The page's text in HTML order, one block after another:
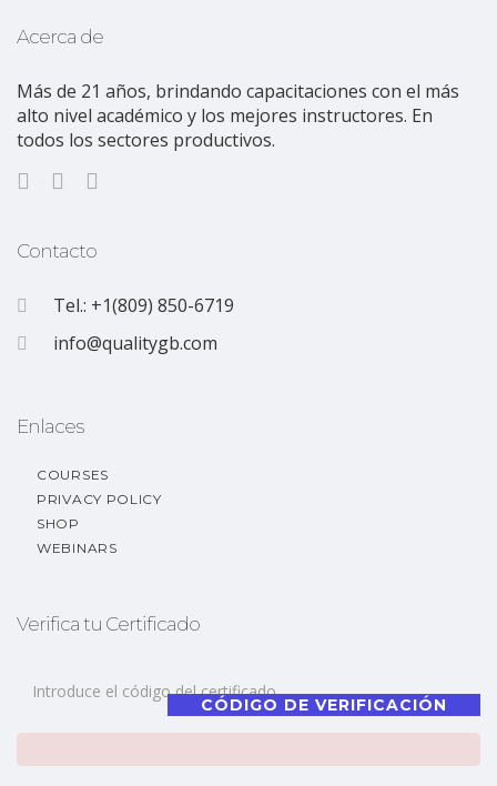
Acerca de
Más de 21 años, brindando capacitaciones con el más
alto nivel académico y los mejores instructores. En
todos los sectores productivos.
Contacto
Tel.: +1(809) 850-6719
info@qualitygb.com
Enlaces
COURSES
PRIVACY POLICY
SHOP
WEBINARS
Verifica tu Certificado
CÓDIGO DE VERIFICACIÓN